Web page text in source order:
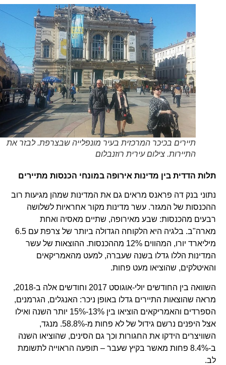
תיירים בכיכר המרכזית בעיר מונפלייה שבצרפת. לבזר את
התיירות. צילום עירית רוזנבלום
תלות הדדית בין מדינות אירופה במונחי הכנסות מתיירים
נתוני בנק דה פראנס מראים גם את המדינות שמהן מגיעות רוב
ההכנסות של המגזר. עשר מדינות מקור אחראיות לשלושה
רבעים מהכנסות: שבע מאירופה, שתיים מאסיה ואחת
מארה"ב. בלגיה היא הלקוחה הגדולה ביותר של צרפת עם 6.5
מיליארד יורו, המהווים 12% מההכנסות. ההוצאות של עשר
המדינות הללו גדלו בשנה שעברה, למעט מהאמריקאים
והאיטלקים, שהוציאו מעט פחות.
השוואה בין החודשים יולי-אוגוסט 2017 וחודשים אלה ב-2018,
מראה שהוצאות התיירים גדלו באופן ניכר: האנגלים, הגרמנים,
הספרדים והאמריקאים הוציאו בין 13%-15% יותר השנה ואילו
אצל היפנים נרשם גידול של לא פחות מ-58.8%. מנגד,
השוויצרים הידקו את החגורות וכך גם הסינים, שהוציאו השנה
ב-8.4% פחות מאשר בקיץ שעבר – תופעה הראוייה לתשומת
לב.